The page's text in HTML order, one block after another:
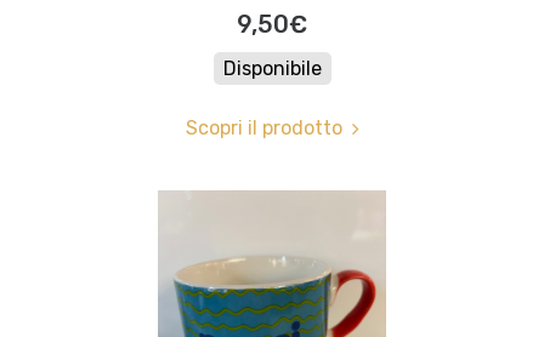
9,50€
Disponibile
Scopri il prodotto